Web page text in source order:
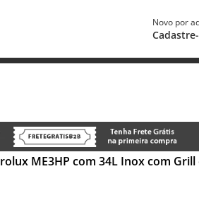
Novo por
ME3HP com 34L Inox com Grill